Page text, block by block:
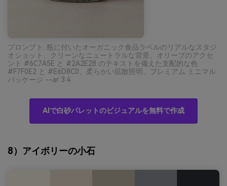
プロンプト: 瓶に付いたオーガニック食品ラベルのリアルなスタジ
オショット、クリーンなニュートラルな背景、オリーブのアクセ
ント #6C7A5E と #2A2E28 のテキストを備えた支配的な色
#F7F0E2 と #E6D8C0、柔らかい拡散照明、プレミアム ミニマル
パッケージ --ar 3:4
AIで白砂パレットのビジュアルを無料で作成
8）アイボリーの小石